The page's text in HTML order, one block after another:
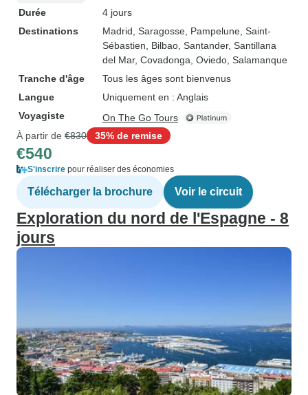
Durée
4 jours
Destinations
Madrid , Saragosse , Pampelune , Saint-
Sébastien , Bilbao , Santander, Santillana
del Mar, Covadonga , Oviedo , Salamanque
Tranche d'âge
Tous les âges sont bienvenus
Langue
Uniquement en : Anglais
Voyagiste
On The Go Tours
À partir de €830 35% de remise
€540
S'inscrire pour réaliser des économies
Télécharger la brochure Voir le circuit
Exploration du nord de l'Espagne - 8
jours